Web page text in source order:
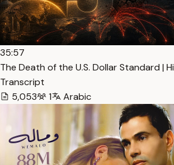
35:57
The Death of the U.S. Dollar Standard |
Transcript
5,053
1 Arabic